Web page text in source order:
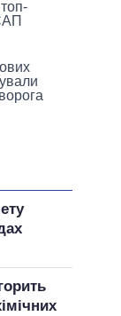
топ-